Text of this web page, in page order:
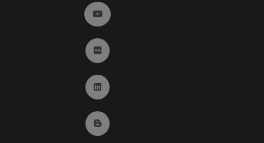
Ir a YouTube (abre en ventana nueva)
Ir a Flickr (abre en ventana nueva)
Ir a Linkedin (abre en ventana nueva)
Ir al Blog (abre en ventana nueva)